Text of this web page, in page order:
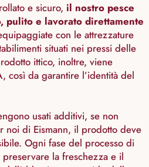
e sicuro, il nostro pesce
pulito e lavorato direttamente
con le attrezzature
situati nei pressi delle
ittico, inoltre, viene
così da garantire l’identità del
usati additivi, se non
noi di Eismann, il prodotto deve
Ogni fase del processo di
la freschezza e il